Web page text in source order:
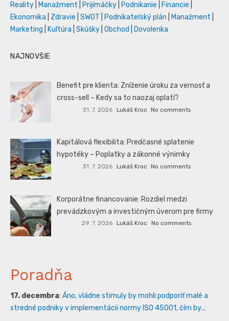
Reality
Manažment Prijímáčky Podnikanie Financie
Ekonomika
Zdravie SWOT Podnikateľský plán Manažment
Marketing
Kultúra Skúšky Obchod Dovolenka
NAJNOVŠIE
Benefit pre klienta: Zníženie úroku za vernosť a
cross-sell – Kedy sa to naozaj oplatí?
31. 7. 2026 Lukáš Kroc No comments
Kapitálová flexibilita: Predčasné splatenie
hypotéky – Poplatky a zákonné výnimky
31. 7. 2026 Lukáš Kroc No comments
Korporátne financovanie: Rozdiel medzi
prevádzkovým a investičným úverom pre firmy
29. 7. 2026 Lukáš Kroc No comments
Poradňa
17. decembra: Áno, vládne stimuly by mohli podporiť malé a
stredné podniky v implementácii normy ISO 45001, čím by...